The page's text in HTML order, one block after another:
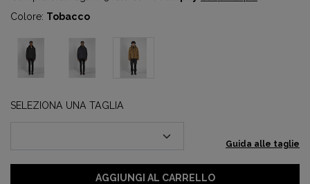
Colore: Tobacco
SELEZIONA UNA TAGLIA
Guida alle taglie
AGGIUNGI AL CARRELLO